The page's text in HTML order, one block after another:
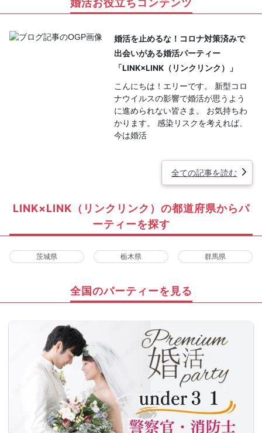
婚活を止めるな！コロナ対策済みで
出会いがある婚活パーティー
「LINK×LINK（リンクリンク）」
こんにちは！エリーです。 新型コロ
ナウイルスの影響で婚活が思うよう
に進められない皆さま。 お気持ちわ
かります。 感染リスクを考えれば、
今は婚活
全ての記事を読む
LINK×LINK（リンクリンク）の都道府県からパ
ーティーを探す
茨城県 栃木県 群馬県
全国のパーティーを見る